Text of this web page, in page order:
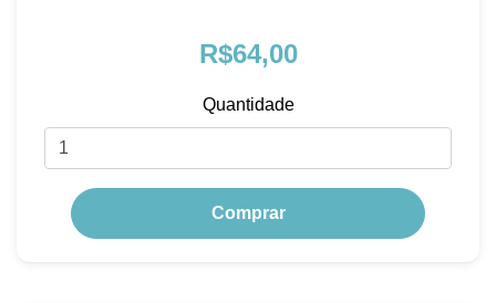
R$64,00
Quantidade
Comprar